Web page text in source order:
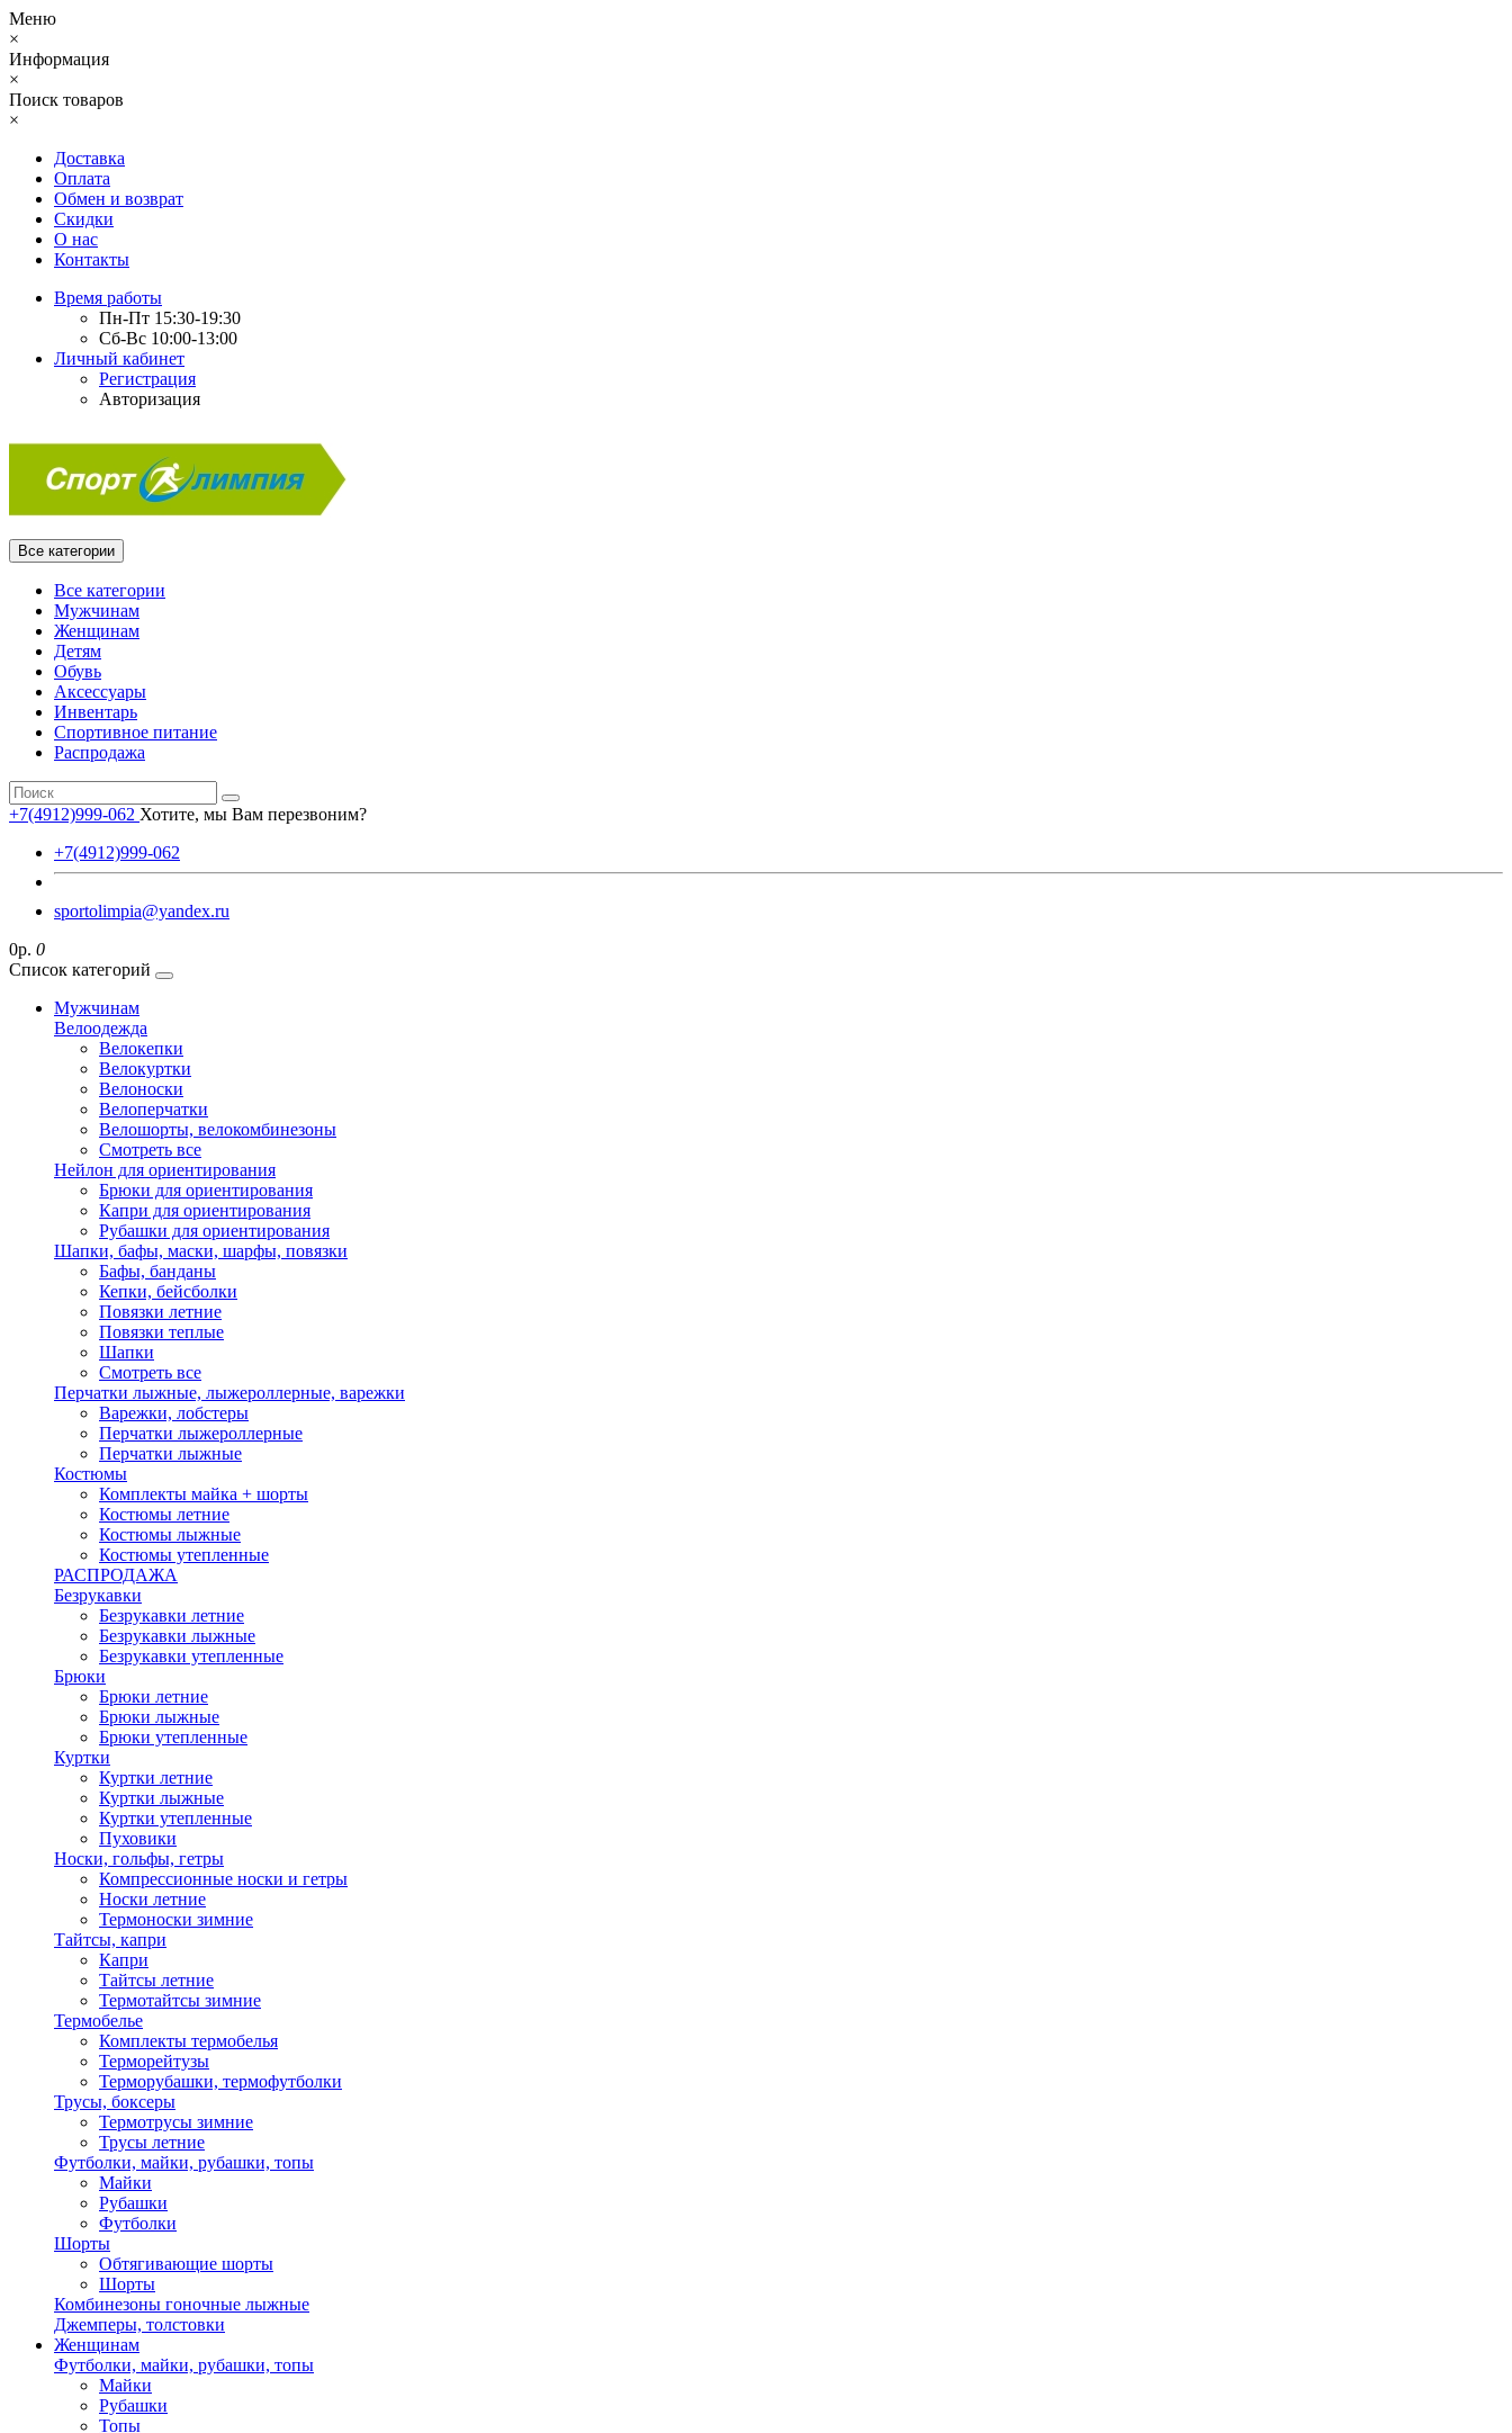
Меню
×
Информация
×
Поиск товаров
×
Доставка
Оплата
Обмен и возврат
Скидки
О нас
Контакты
Время работы
Пн-Пт 15:30-19:30
Сб-Вс 10:00-13:00
Личный кабинет
Регистрация
Авторизация
Все категории
Все категории
Мужчинам
Женщинам
Детям
Обувь
Аксессуары
Инвентарь
Спортивное питание
Распродажа
+7(4912)999-062 Хотите, мы Вам перезвоним?
+7(4912)999-062
sportolimpia@yandex.ru
0р. 0
Список категорий
Мужчинам
Велоодежда
Велокепки
Велокуртки
Велоноски
Велоперчатки
Велошорты, велокомбинезоны
Смотреть все
Нейлон для ориентирования
Брюки для ориентирования
Капри для ориентирования
Рубашки для ориентирования
Шапки, бафы, маски, шарфы, повязки
Бафы, банданы
Кепки, бейсболки
Повязки летние
Повязки теплые
Шапки
Смотреть все
Перчатки лыжные, лыжероллерные, варежки
Варежки, лобстеры
Перчатки лыжероллерные
Перчатки лыжные
Костюмы
Комплекты майка + шорты
Костюмы летние
Костюмы лыжные
Костюмы утепленные
РАСПРОДАЖА
Безрукавки
Безрукавки летние
Безрукавки лыжные
Безрукавки утепленные
Брюки
Брюки летние
Брюки лыжные
Брюки утепленные
Куртки
Куртки летние
Куртки лыжные
Куртки утепленные
Пуховики
Носки, гольфы, гетры
Компрессионные носки и гетры
Носки летние
Термоноски зимние
Тайтсы, капри
Капри
Тайтсы летние
Термотайтсы зимние
Термобелье
Комплекты термобелья
Терморейтузы
Терморубашки, термофутболки
Трусы, боксеры
Термотрусы зимние
Трусы летние
Футболки, майки, рубашки, топы
Майки
Рубашки
Футболки
Шорты
Обтягивающие шорты
Шорты
Комбинезоны гоночные лыжные
Джемперы, толстовки
Женщинам
Футболки, майки, рубашки, топы
Майки
Рубашки
Топы